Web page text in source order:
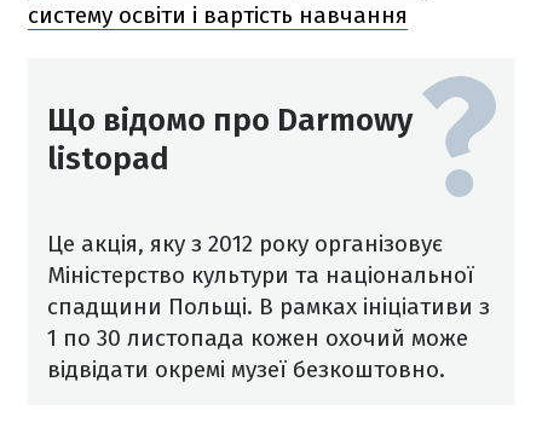
систему освіти і вартість навчання
Що відомо про Darmowy
listopad
Це акція, яку з 2012 року організовує
Міністерство культури та національної
спадщини Польщі. В рамках ініціативи з
1 по 30 листопада кожен охочий може
відвідати окремі музеї безкоштовно.